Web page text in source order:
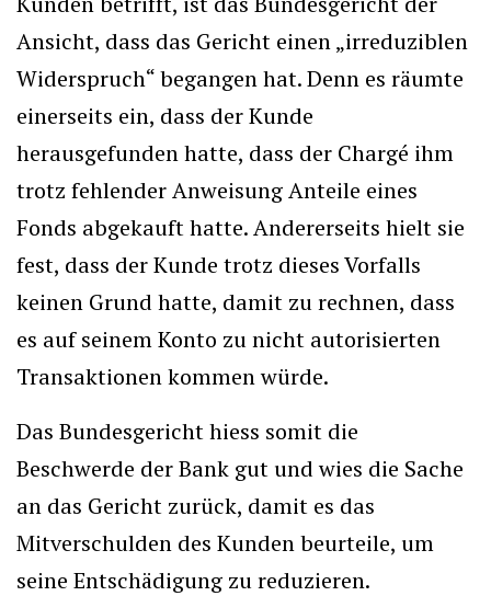
Ansicht, dass das Gericht einen „irreduziblen
Widerspruch“ begangen hat. Denn es räumte
einerseits ein, dass der Kunde
herausgefunden hatte, dass der Chargé ihm
trotz fehlender Anweisung Anteile eines
Fonds abgekauft hatte. Andererseits hielt sie
fest, dass der Kunde trotz dieses Vorfalls
keinen Grund hatte, damit zu rechnen, dass
es auf seinem Konto zu nicht autorisierten
Transaktionen kommen würde.
Das Bundesgericht hiess somit die
Beschwerde der Bank gut und wies die Sache
an das Gericht zurück, damit es das
Mitverschulden des Kunden beurteile, um
seine Entschädigung zu reduzieren.